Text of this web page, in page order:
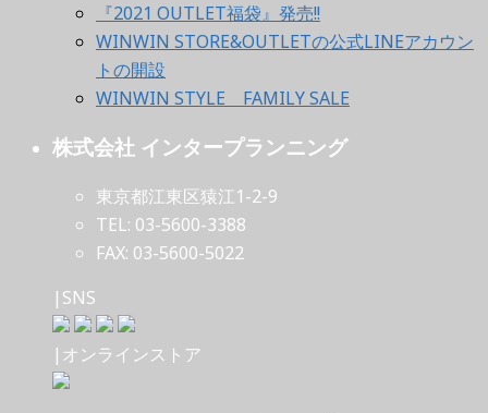
『2021 OUTLET福袋』発売!!
WINWIN STORE&OUTLETの公式LINEアカウン
トの開設
WINWIN STYLE FAMILY SALE
株式会社 インタープランニング
東京都江東区猿江1-2-9
TEL: 03-5600-3388
FAX: 03-5600-5022
|SNS
|オンラインストア